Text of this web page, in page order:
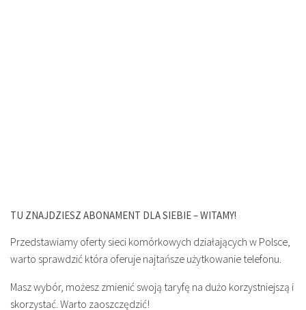
TU ZNAJDZIESZ ABONAMENT DLA SIEBIE – WITAMY!
Przedstawiamy oferty sieci komórkowych działających w Polsce,
warto sprawdzić która oferuje najtańsze użytkowanie telefonu.
Masz wybór, możesz zmienić swoją taryfę na dużo korzystniejszą i
skorzystać. Warto zaoszczędzić!